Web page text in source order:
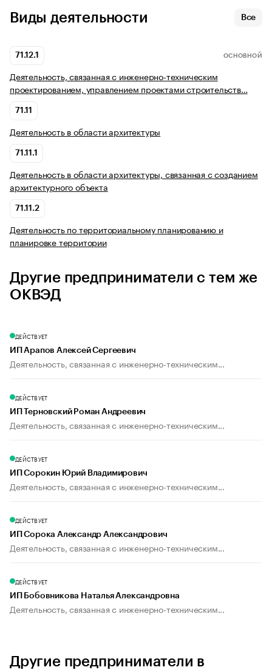
Виды деятельности Все
71.12.1 ОСНОВНОЙ
Деятельность, связанная с инженерно-техническим
проектированием, управлением проектами строительств…
71.11
Деятельность в области архитектуры
71.11.1
Деятельность в области архитектуры, связанная с созданием
архитектурного объекта
71.11.2
Деятельность по территориальному планированию и
планировке территории
Другие предприниматели с тем же
ОКВЭД
ДЕЙСТВУЕТ
ИП Арапов Алексей Сергеевич
Деятельность, связанная с инженерно-техническим...
ДЕЙСТВУЕТ
ИП Терновский Роман Андреевич
Деятельность, связанная с инженерно-техническим...
ДЕЙСТВУЕТ
ИП Сорокин Юрий Владимирович
Деятельность, связанная с инженерно-техническим...
ДЕЙСТВУЕТ
ИП Сорока Александр Александрович
Деятельность, связанная с инженерно-техническим...
ДЕЙСТВУЕТ
ИП Бобовникова Наталья Александровна
Деятельность, связанная с инженерно-техническим...
Другие предприниматели в